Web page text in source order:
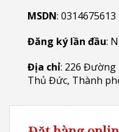
MSDN: 0314675613
Đăng ký lần đầu:
Địa chỉ: 226 Đường
Thủ Đức, Thành